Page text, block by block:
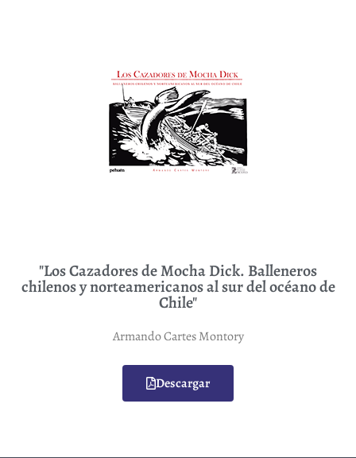
"Los Cazadores de Mocha Dick. Balleneros
chilenos y norteamericanos al sur del océano de
Chile"
Armando Cartes Montory
Descargar